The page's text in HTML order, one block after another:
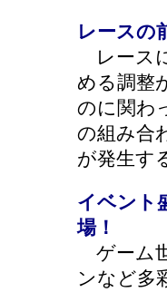
レースの
レース
める調整
のに関わ
の組み合
が発生す
イベント
場！
ゲーム
ンなど多